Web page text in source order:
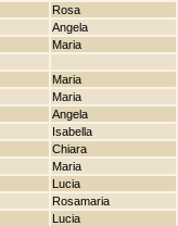
Rosa
Angela
Maria
Maria
Maria
Angela
Isabella
Chiara
Maria
Lucia
Rosamaria
Lucia